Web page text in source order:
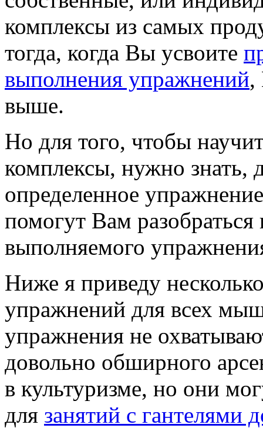
комплексы из самых
тогда, когда Вы усвоите
выполнения упражнений,
выше.
Но для того, чтобы
комплексы, нужно знать,
определенное
помогут Вам
выполняемого
Ниже я приведу
упражнений для всех
упражнения не
довольно обширного
в культуризме, но они
для занятий с гантелями